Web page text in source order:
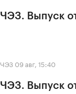
ЧЭЗ. Выпуск
ЧЭЗ 09 авг, 15:40
ЧЭЗ. Выпуск